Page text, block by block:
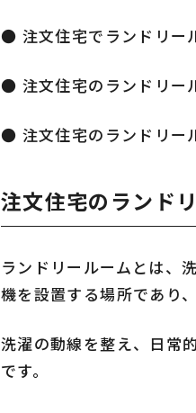
● 注文住宅でランドリー
● 注文住宅のランドリー
● 注文住宅のランドリー
注文住宅のランド
ランドリールームとは、
機を設置する場所であり
洗濯の動線を整え、日常
です。